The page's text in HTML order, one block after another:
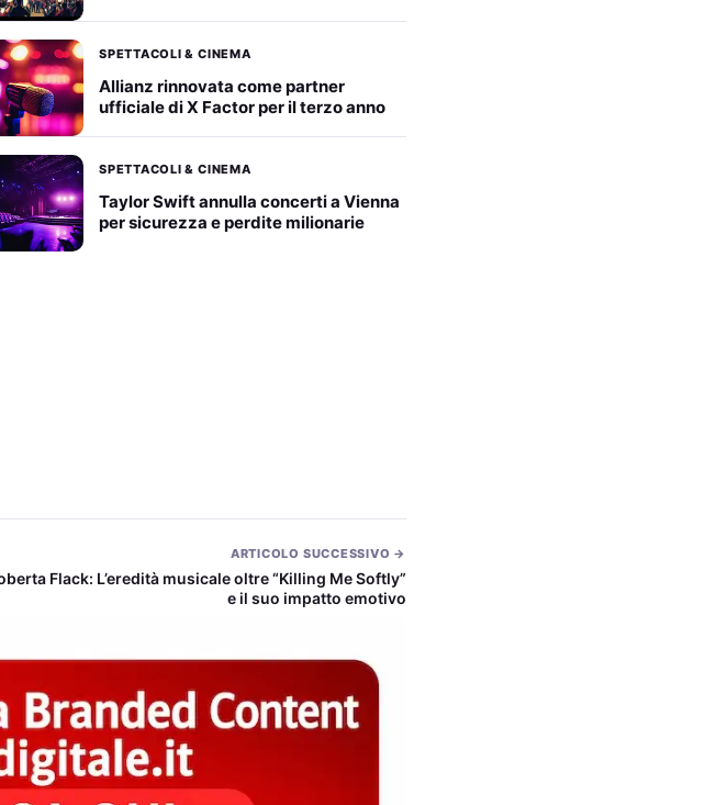
SPETTACOLI & CINEMA
Allianz rinnovata come partner
ufficiale di X Factor per il terzo anno
SPETTACOLI & CINEMA
Taylor Swift annulla concerti a Vienna
per sicurezza e perdite milionarie
ARTICOLO SUCCESSIVO →
Flack: L’eredità musicale oltre “Killing Me Softly”
e il suo impatto emotivo